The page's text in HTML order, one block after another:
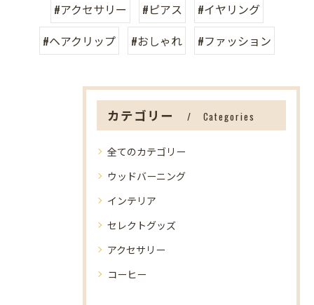
#アクセサリー #ピアス
#イヤリング
#ヘアクリップ
#おしゃれ #ファッション
カテゴリー Categories
全てのカテゴリー
ウッドバーニング
インテリア
セレクトグッズ
アクセサリー
コーヒー